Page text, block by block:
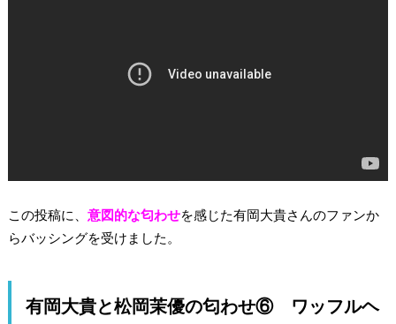
この投稿に、 意図的な匂わせを感じた有岡大貴さんのファンか
らバッシングを受けました。
有岡大貴と松岡茉優の匂わせ⑥ ワッフルヘ